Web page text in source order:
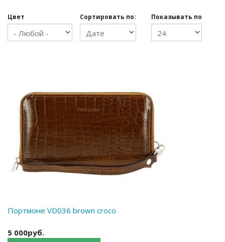
Цвет Сортировать по: Показывать по
Портмоне VD036 brown croco
5 000руб.